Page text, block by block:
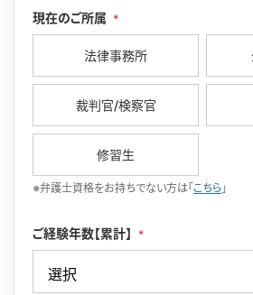
現在のご所属 *
法律事務所
裁判官/検察官
修習生
※弁護士資格をお持ちでない方は「 こちら 」
ご経験年数【累計】 *